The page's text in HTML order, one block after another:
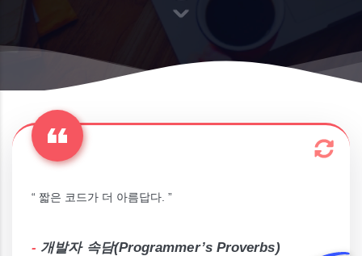
“ 짧은 코드가 더 아름답다. ”
- 개발자 속담(Programmer’s Proverbs)